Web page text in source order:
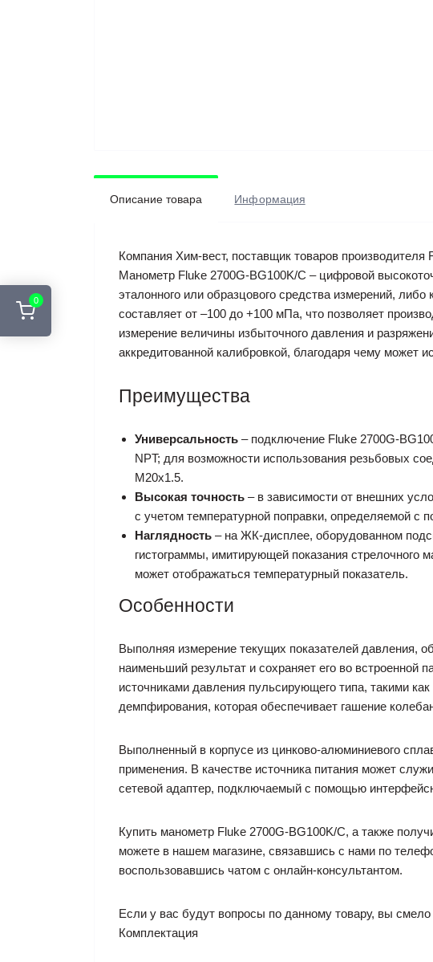
0
Описание товара Информация
Компания Хим-вест, поставщик товаров производителя
Манометр Fluke 2700G-BG100K/C – цифровой
эталонного или образцового средства измерений,
составляет от –100 до +100 мПа, что позволяет
измерение величины избыточного давления и
аккредитованной калибровкой, благодаря чему может
Преимущества
Универсальность – подключение Fluke 2700G-
NPT; для возможности использования резьбовых
M20x1.5.
Высокая точность – в зависимости от внешних
с учетом температурной поправки, определяемой с
Наглядность – на ЖК-дисплее, оборудованном
гистограммы, имитирующей показания стрелочного
может отображаться температурный показатель.
Особенности
Выполняя измерение текущих показателей давления,
наименьший результат и сохраняет его во встроенной
источниками давления пульсирующего типа, такими
демпфирования, которая обеспечивает гашение
Выполненный в корпусе из цинково-алюминиевого
применения. В качестве источника питания может
сетевой адаптер, подключаемый с помощью
Купить манометр Fluke 2700G-BG100K/C, а также
можете в нашем магазине, связавшись с нами по
воспользовавшись чатом с онлайн-консультантом.
Если у вас будут вопросы по данному товару, вы
Комплектация